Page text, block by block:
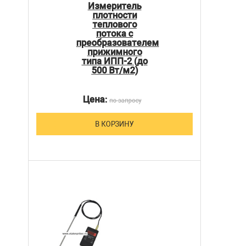
Измеритель
плотности
теплового
потока с
преобразователем
прижимного
типа ИПП-2 (до
500 Вт/м2)
Цена:по запросу
В КОРЗИНУ